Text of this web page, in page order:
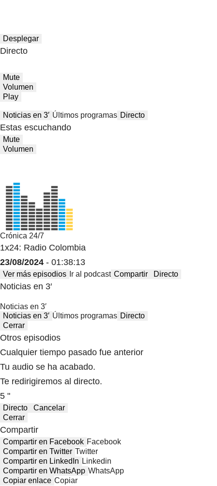
Desplegar
Directo
Mute
Volumen
Play
Noticias en 3′ Últimos programas Directo
Estas escuchando
Mute
Volumen
Crónica 24/7
1x24: Radio Colombia
23/08/2024 - 01:38:13
Ver más episodios Ir al podcast Compartir Directo
Noticias en 3′
Noticias en 3′
Noticias en 3′ Últimos programas Directo
Cerrar
Otros episodios
Cualquier tiempo pasado fue anterior
Tu audio se ha acabado.
Te redirigiremos al directo.
5 "
Directo
Cancelar
Cerrar
Compartir
Compartir en Facebook Facebook
Compartir en Twitter Twitter
Compartir en LinkedIn Linkedin
Compartir en WhatsApp WhatsApp
Copiar enlace Copiar